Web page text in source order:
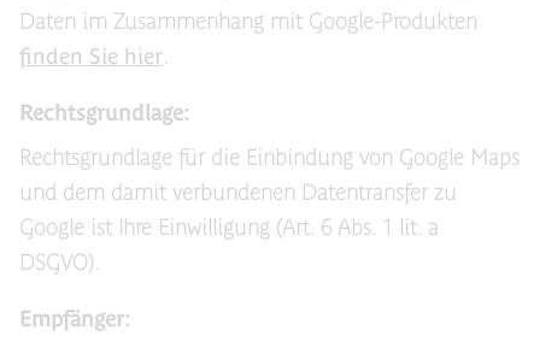
Daten im Zusammenhang mit Google-Produkten
finden Sie hier.
Rechtsgrundlage:
Rechtsgrundlage für die Einbindung von Google Maps
und dem damit verbundenen Datentransfer zu
Google ist Ihre Einwilligung (Art. 6 Abs. 1 lit. a
DSGVO).
Empfänger: